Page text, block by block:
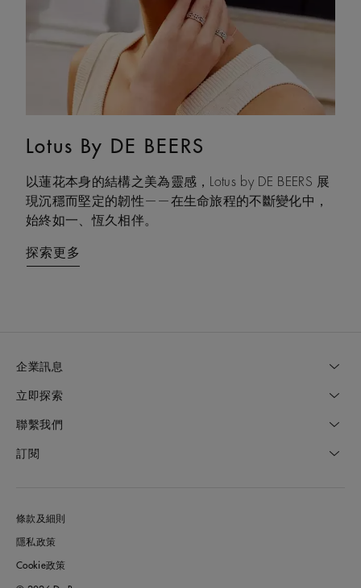
Lotus By DE BEERS
以蓮花本身的結構之美為靈感，Lotus by DE BEERS 展
現沉穩而堅定的韌性——在生命旅程的不斷變化中，
始終如一、恆久相伴。
探索更多
Talisman
Talisman 系列巧妙融合鑽石原石與拋光鑽石的獨特感
官互動，體現了大地令人著迷的力量，成為代表守護
和雙重能量的現代象徵。
探索更多
企業訊息
立即探索
聯繫我們
訂閱
條款及細則
隱私政策
Cookie政策